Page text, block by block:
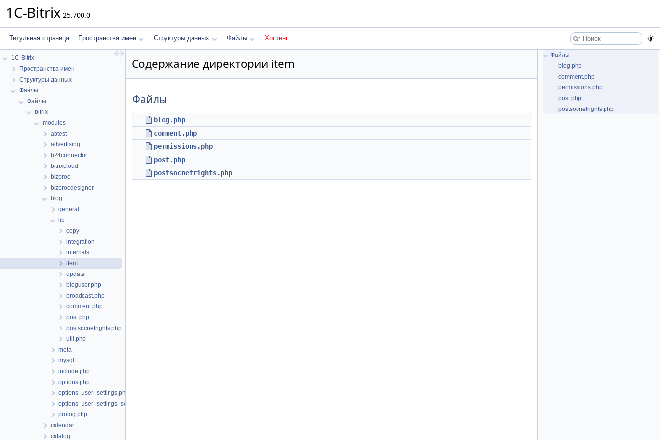
1C-Bitrix 25.700.0
Титульная страница Пространства имен Структуры данных Файлы Хостинг
1C-Bitrix
Пространства имен
Структуры данных
Файлы
Файлы
bitrix
modules
abtest
advertising
b24connector
bitrixcloud
bizproc
bizprocdesigner
blog
general
lib
copy
integration
internals
item
update
bloguser.php
broadcast.php
comment.php
post.php
postsocnetrights.php
util.php
meta
mysql
include.php
options.php
options_user_settings.php
options_user_settings_set.php
prolog.php
calendar
catalog
Содержание директории item
Файлы
blog.php
comment.php
permissions.php
post.php
postsocnetrights.php
Файлы
blog.php
comment.php
permissions.php
post.php
postsocnetrights.php